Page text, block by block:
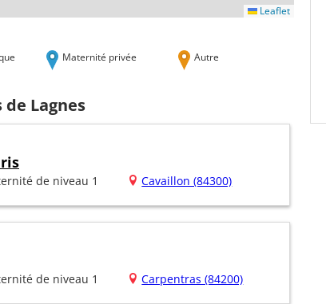
Leaflet
Maternité privée Autre
Lagnes
de niveau 1 Cavaillon (84300)
de niveau 1 Carpentras (84200)